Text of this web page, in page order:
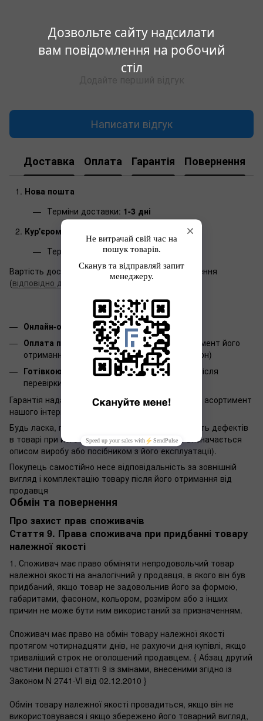
Дозвольте сайту надсилати
вам повідомлення на робочий
стіл
Написати відгук
Доставка Оплата Гарантія Повернення
Нова пошта
Терміни доставки: 1-3 дні
Кур'єром до дверей (Нова пошта)
Терміни доставки:1-3 дні
Вартість доставки залежить від місця призначення
(відповідно до тарифів Нової пошти).
Онлайн-оплата WayForPay
Оплата при отриманні: Оплата товару в момент його
отримання на пошті (при замовлені до 500 грн)
Готівкою:
Оплата готівкою в пункті видачі після
перевірки товару (при замовлені до 500 грн)
Гарантія надається терміном 12 місяців на весь асортимент
нашого інтернет-магазину.
Будь ласка, перевірте комплектність і відсутність дефектів
в товарі при його отриманні (комплектність визначається
описом виробу або посібником з його експлуатації).
Покупець самостійно несе відповідальність за зовнішній
вигляд і комплектацію товару після його отримання від
продавця
Обмін та повернення
Про захист прав споживачів
Стаття 9. Права споживача при придбанні товару
належної якості
1. Споживач має право обміняти непродовольчий товар
належної якості на аналогічний у продавця, в якого він був
придбаний, якщо товар не задовольнив його за формою,
габаритами, фасоном, кольором, розміром або з інших
причин не може бути ним використаний за призначенням.
Споживач має право на обмін товару належної якості
протягом чотирнадцяти днів, не рахуючи дня купівлі, якщо
триваліший строк не оголошений продавцем. { Абзац другий
частини першої статті 9 із змінами, внесеними згідно із
Законом N 2741-VI від 02.12.2010 }
Обмін товару належної якості провадиться, якщо він не
використовувався і якщо збережено його товарний вигляд,